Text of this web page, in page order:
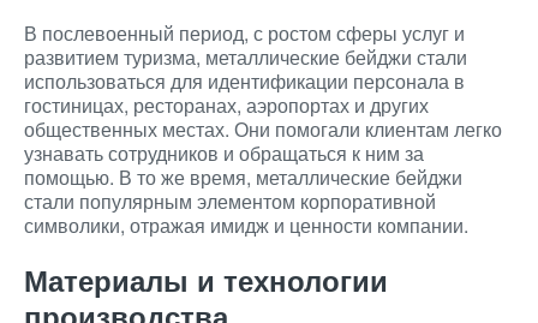
В послевоенный период, с ростом сферы услуг и
развитием туризма, металлические бейджи стали
использоваться для идентификации персонала в
гостиницах, ресторанах, аэропортах и других
общественных местах. Они помогали клиентам легко
узнавать сотрудников и обращаться к ним за
помощью. В то же время, металлические бейджи
стали популярным элементом корпоративной
символики, отражая имидж и ценности компании.
Материалы и технологии